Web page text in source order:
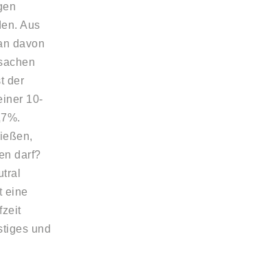
Aus
davon
der
10-
darf?
eine
und